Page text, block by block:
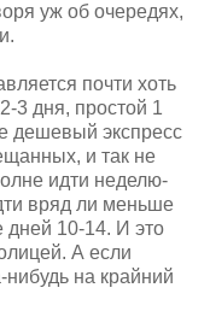
уж об очередях,
почти хоть
3 дня, простой 1
дешевый экспресс
и так не
идти неделю-
вряд ли меньше
дней 10-14. И это
А если
нибудь на крайний